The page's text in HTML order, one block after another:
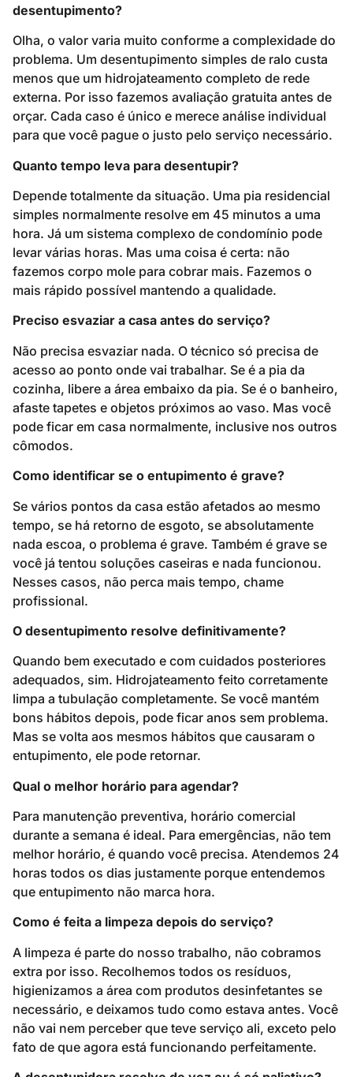
desentupimento?
Olha, o valor varia muito conforme a complexidade do
problema. Um desentupimento simples de ralo custa
menos que um hidrojateamento completo de rede
externa. Por isso fazemos avaliação gratuita antes de
orçar. Cada caso é único e merece análise individual
para que você pague o justo pelo serviço necessário.
Quanto tempo leva para desentupir?
Depende totalmente da situação. Uma pia residencial
simples normalmente resolve em 45 minutos a uma
hora. Já um sistema complexo de condomínio pode
levar várias horas. Mas uma coisa é certa: não
fazemos corpo mole para cobrar mais. Fazemos o
mais rápido possível mantendo a qualidade.
Preciso esvaziar a casa antes do serviço?
Não precisa esvaziar nada. O técnico só precisa de
acesso ao ponto onde vai trabalhar. Se é a pia da
cozinha, libere a área embaixo da pia. Se é o banheiro,
afaste tapetes e objetos próximos ao vaso. Mas você
pode ficar em casa normalmente, inclusive nos outros
cômodos.
Como identificar se o entupimento é grave?
Se vários pontos da casa estão afetados ao mesmo
tempo, se há retorno de esgoto, se absolutamente
nada escoa, o problema é grave. Também é grave se
você já tentou soluções caseiras e nada funcionou.
Nesses casos, não perca mais tempo, chame
profissional.
O desentupimento resolve definitivamente?
Quando bem executado e com cuidados posteriores
adequados, sim. Hidrojateamento feito corretamente
limpa a tubulação completamente. Se você mantém
bons hábitos depois, pode ficar anos sem problema.
Mas se volta aos mesmos hábitos que causaram o
entupimento, ele pode retornar.
Qual o melhor horário para agendar?
Para manutenção preventiva, horário comercial
durante a semana é ideal. Para emergências, não tem
melhor horário, é quando você precisa. Atendemos 24
horas todos os dias justamente porque entendemos
que entupimento não marca hora.
Como é feita a limpeza depois do serviço?
A limpeza é parte do nosso trabalho, não cobramos
extra por isso. Recolhemos todos os resíduos,
higienizamos a área com produtos desinfetantes se
necessário, e deixamos tudo como estava antes. Você
não vai nem perceber que teve serviço ali, exceto pelo
fato de que agora está funcionando perfeitamente.